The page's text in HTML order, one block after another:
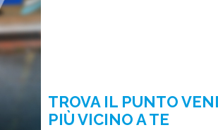
TROVA IL PUNTO
PIÙ VICINO A TE